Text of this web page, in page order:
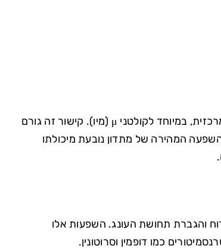
מתדון פועל על ידי קישור לקולטנים האופיואידיים במוח ובמערכת העצבים המרכזית, במיוחד לקולטני μ (מיו). קישור זה גורם
המהירה של מתדון נובעת מיכולתו
והגברת תחושת העונג. השפעות אלו
כמו דופמין וסרוטונין.